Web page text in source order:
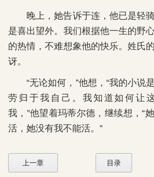
晚上，她告诉于连，他已是轻
是喜出望外。我们根据他一生的野
的热情，不难想象他的快乐。姓氏
讶。
“无论如何，”他想，“我的小说
劳归于我自己。我知道如何让
我，”他望着玛蒂尔德，继续想，“
活，她没有我不能活。”
上一章 目录